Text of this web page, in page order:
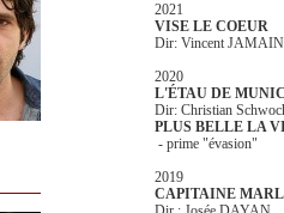
2021
VISE LE COEUR
Dir: Vincent JAMAIN
2020
L'ÉTAU DE
Dir: Christian
PLUS BELLE LA
- prime "évasion"
2019
CAPITAINE